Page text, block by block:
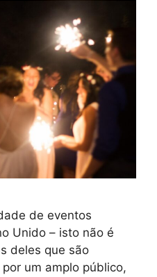
de eventos
Unido – isto não é
deles que são
um amplo público,